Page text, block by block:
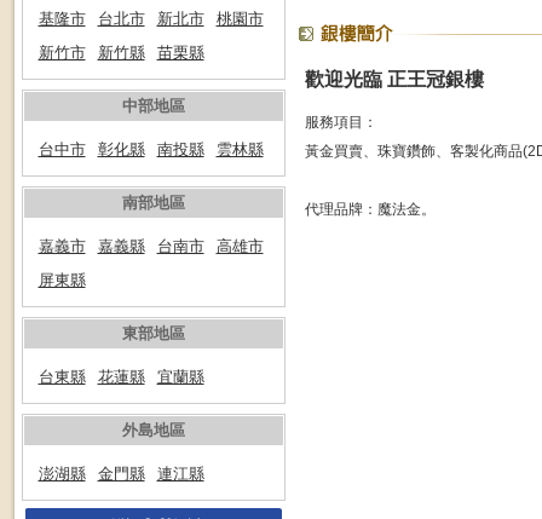
基隆市 台北市 新北市
桃園市
新竹市
新竹縣 苗栗縣
中部地區
台中市 彰化縣 南投縣 雲林縣
南部地區
嘉義市 嘉義縣 台南市
高雄市
屏東縣
東部地區
台東縣 花蓮縣 宜蘭縣
外島地區
澎湖縣 金門縣 連江縣
歡迎光臨 正王冠銀樓
服務項目：
黃金買賣、珠寶鑽飾、客製化商品
代理品牌：魔法金。